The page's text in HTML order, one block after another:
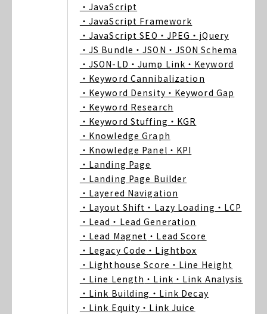
・JavaScript
・JavaScript Framework
・JavaScript SEO ・JPEG ・jQuery
・JS Bundle ・JSON ・JSON Schema
・JSON-LD ・Jump Link ・Keyword
・Keyword Cannibalization
・Keyword Density ・Keyword Gap
・Keyword Research
・Keyword Stuffing ・KGR
・Knowledge Graph
・Knowledge Panel ・KPI
・Landing Page
・Landing Page Builder
・Layered Navigation
・Layout Shift ・Lazy Loading ・LCP
・Lead ・Lead Generation
・Lead Magnet ・Lead Score
・Legacy Code ・Lightbox
・Lighthouse Score ・Line Height
・Line Length ・Link ・Link Analysis
・Link Building ・Link Decay
・Link Equity ・Link Juice